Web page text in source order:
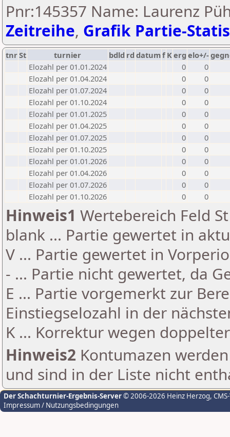
Pnr:145357 Name: Laurenz
Zeitreihe, Grafik Partie-
tnrSt turnier bdld rd datumf Kerg elo+/-
Elozahl per 01.01.2024
0
0
Elozahl per 01.04.2024
0
0
Elozahl per 01.07.2024
0
0
Elozahl per 01.10.2024
0
0
Elozahl per 01.01.2025
0
0
Elozahl per 01.04.2025
0
0
Elozahl per 01.07.2025
0
0
Elozahl per 01.10.2025
0
0
Elozahl per 01.01.2026
0
0
Elozahl per 01.04.2026
0
0
Elozahl per 01.07.2026
0
0
Elozahl per 01.10.2026
0 0
Hinweis1 Wertebereich Feld
blank ... Partie gewertet in
V ... Partie gewertet in
- ... Partie nicht gewertet, da
E ... Partie vorgemerkt zur
Einstiegselozahl in der
K ... Korrektur wegen
Hinweis2 Kontumazen
und sind in der Liste nicht
Der Schachturnier-Ergebnis-Server© 2006-2026 Heinz Herzog,
Impressum / Nutzungsbedingungen